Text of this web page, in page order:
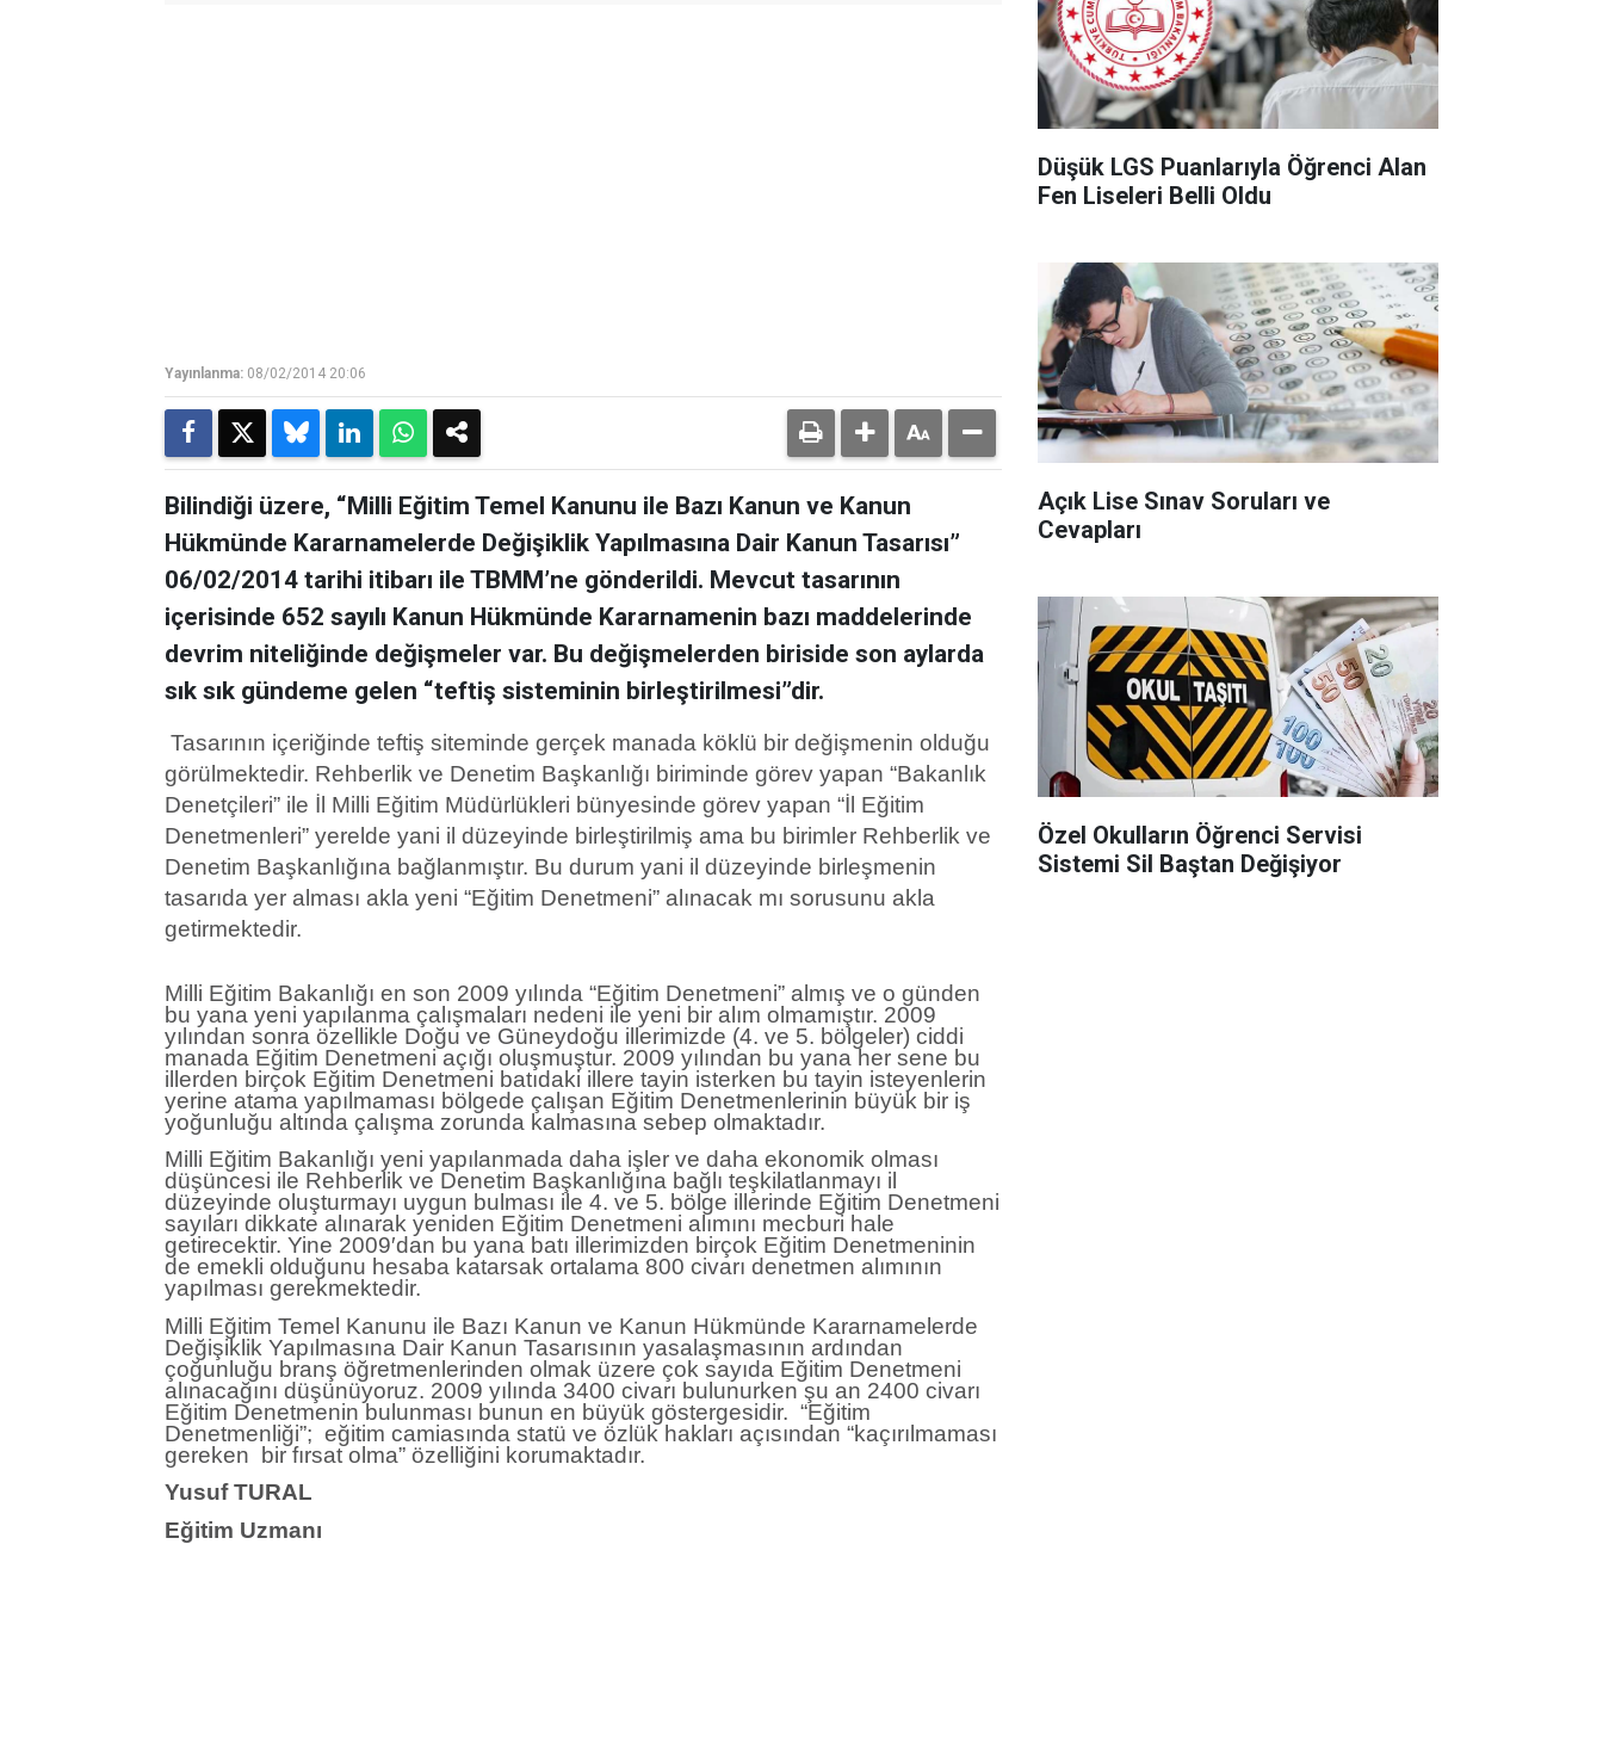
Yayınlanma: 08/02/2014 20:06
Bilindiği üzere, “Milli Eğitim Temel Kanunu ile Bazı Kanun ve Kanun
Hükmünde Kararnamelerde Değişiklik Yapılmasına Dair Kanun Tasarısı”
06/02/2014 tarihi itibarı ile TBMM’ne gönderildi. Mevcut tasarının
içerisinde 652 sayılı Kanun Hükmünde Kararnamenin bazı maddelerinde
devrim niteliğinde değişmeler var. Bu değişmelerden biriside son aylarda
sık sık gündeme gelen “teftiş sisteminin birleştirilmesi”dir.
Tasarının içeriğinde teftiş siteminde gerçek manada köklü bir değişmenin olduğu
görülmektedir. Rehberlik ve Denetim Başkanlığı biriminde görev yapan “Bakanlık
Denetçileri” ile İl Milli Eğitim Müdürlükleri bünyesinde görev yapan “İl Eğitim
Denetmenleri” yerelde yani il düzeyinde birleştirilmiş ama bu birimler Rehberlik ve
Denetim Başkanlığına bağlanmıştır. Bu durum yani il düzeyinde birleşmenin
tasarıda yer alması akla yeni “Eğitim Denetmeni” alınacak mı sorusunu akla
getirmektedir.
Milli Eğitim Bakanlığı en son 2009 yılında “Eğitim Denetmeni” almış ve o günden
bu yana yeni yapılanma çalışmaları nedeni ile yeni bir alım olmamıştır. 2009
yılından sonra özellikle Doğu ve Güneydoğu illerimizde (4. ve 5. bölgeler) ciddi
manada Eğitim Denetmeni açığı oluşmuştur. 2009 yılından bu yana her sene bu
illerden birçok Eğitim Denetmeni batıdaki illere tayin isterken bu tayin isteyenlerin
yerine atama yapılmaması bölgede çalışan Eğitim Denetmenlerinin büyük bir iş
yoğunluğu altında çalışma zorunda kalmasına sebep olmaktadır.
Milli Eğitim Bakanlığı yeni yapılanmada daha işler ve daha ekonomik olması
düşüncesi ile Rehberlik ve Denetim Başkanlığına bağlı teşkilatlanmayı il
düzeyinde oluşturmayı uygun bulması ile 4. ve 5. bölge illerinde Eğitim Denetmeni
sayıları dikkate alınarak yeniden Eğitim Denetmeni alımını mecburi hale
getirecektir. Yine 2009′dan bu yana batı illerimizden birçok Eğitim Denetmeninin
de emekli olduğunu hesaba katarsak ortalama 800 civarı denetmen alımının
yapılması gerekmektedir.
Milli Eğitim Temel Kanunu ile Bazı Kanun ve Kanun Hükmünde Kararnamelerde
Değişiklik Yapılmasına Dair Kanun Tasarısının yasalaşmasının ardından
çoğunluğu branş öğretmenlerinden olmak üzere çok sayıda Eğitim Denetmeni
alınacağını düşünüyoruz. 2009 yılında 3400 civarı bulunurken şu an 2400 civarı
Eğitim Denetmenin bulunması bunun en büyük göstergesidir. “Eğitim
Denetmenliği”; eğitim camiasında statü ve özlük hakları açısından “kaçırılmaması
gereken bir fırsat olma” özelliğini korumaktadır.
Yusuf TURAL
Eğitim Uzmanı
Düşük LGS Puanlarıyla Öğrenci Alan
Fen Liseleri Belli Oldu
Açık Lise Sınav Soruları ve
Cevapları
Özel Okulların Öğrenci Servisi
Sistemi Sil Baştan Değişiyor